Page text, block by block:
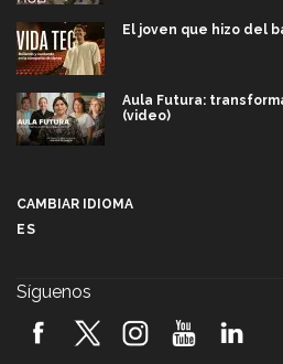
El joven que hizo del
Aula Futura:
(video)
2026! (video)
CAMBIAR IDIOMA
ES
Síguenos